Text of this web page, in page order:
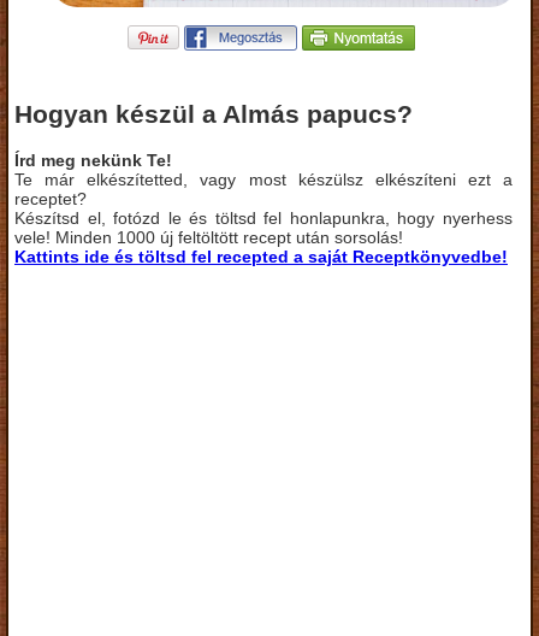
Hogyan készül a Almás papucs?
Írd meg nekünk Te!
Te már elkészítetted, vagy most készülsz elkészíteni ezt a
receptet?
Készítsd el, fotózd le és töltsd fel honlapunkra, hogy nyerhess
vele! Minden 1000 új feltöltött recept után sorsolás!
Kattints ide és töltsd fel recepted a saját Receptkönyvedbe!